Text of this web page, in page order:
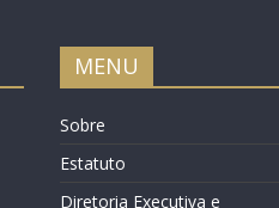
MENU
Sobre
Estatuto
Diretoria Executiva e